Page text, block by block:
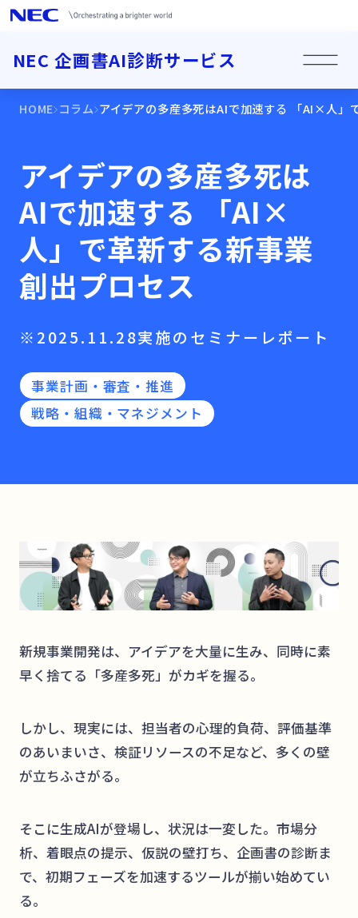
NEC 企画書AI診断サービス
HOME コラム アイデアの多産多死はAIで加速する 「AI×人」
アイデアの多産多死は
AIで加速する 「AI×
人」で革新する新事業
創出プロセス
※2025.11.28実施のセミナーレポート
事業計画・審査・推進
戦略・組織・マネジメント
新規事業開発は、アイデアを大量に生み、同時に素
早く捨てる「多産多死」がカギを握る。
しかし、現実には、担当者の心理的負荷、評価基準
のあいまいさ、検証リソースの不足など、多くの壁
が立ちふさがる。
そこに生成AIが登場し、状況は一変した。市場分
析、着眼点の提示、仮説の壁打ち、企画書の診断ま
で、初期フェーズを加速するツールが揃い始めてい
る。